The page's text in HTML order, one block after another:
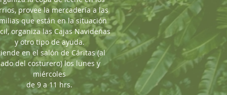
provee la mercadería a las
que están en la situación
organiza las Cajas Navideñas
y otro tipo de ayuda.
en el salón de Cáritas (al
del costurero) los lunes y
miércoles
de 9 a 11 hrs.